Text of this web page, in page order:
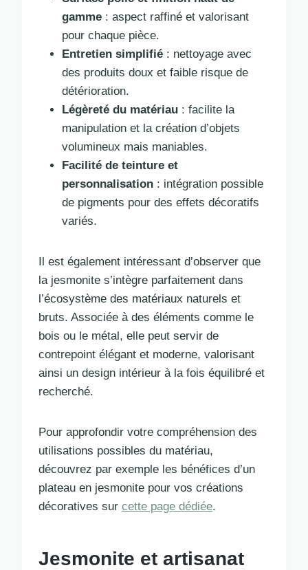
gamme : aspect raffiné et valorisant
pour chaque pièce.
Entretien simplifié : nettoyage avec
des produits doux et faible risque de
détérioration.
Légèreté du matériau : facilite la
manipulation et la création d’objets
volumineux mais maniables.
Facilité de teinture et
personnalisation : intégration possible
de pigments pour des effets décoratifs
variés.
Il est également intéressant d’observer que
la jesmonite s’intègre parfaitement dans
l’écosystème des matériaux naturels et
bruts. Associée à des éléments comme le
bois ou le métal, elle peut servir de
contrepoint élégant et moderne, valorisant
ainsi un design intérieur à la fois équilibré et
recherché.
Pour approfondir votre compréhension des
utilisations possibles du matériau,
découvrez par exemple les bénéfices d’un
plateau en jesmonite pour vos créations
décoratives sur cette page dédiée.
Jesmonite et artisanat